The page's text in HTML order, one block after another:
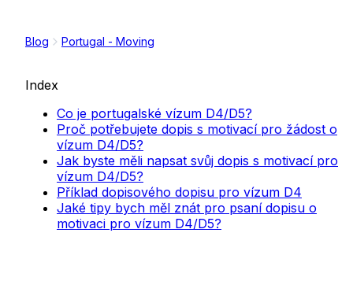
Blog Portugal - Moving
Index
Co je portugalské vízum D4/D5?
Proč potřebujete dopis s motivací pro žádost o
vízum D4/D5?
Jak byste měli napsat svůj dopis s motivací pro
vízum D4/D5?
Příklad dopisového dopisu pro vízum D4
Jaké tipy bych měl znát pro psaní dopisu o
motivaci pro vízum D4/D5?